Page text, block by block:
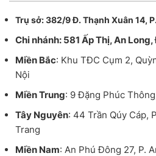
Trụ sở: 382/9 Đ. Thạnh Xuân 14,
Chi nhánh: 581 Ấp Thị, An
Miền Bắc: Khu TĐC Cụm 2,
Nội
Miền Trung: 9 Đặng Phúc
Tây Nguyên: 44 Trần Qúy Cáp,
Trang
Miền Nam: An Phú Đông 27, P.